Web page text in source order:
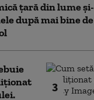
țară din lume și-
după mai bine de
3